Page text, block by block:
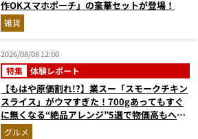
作OKスマホポーチ」の豪華セットが登場！
雑貨
2026/08/08 12:00
特集 体験レポート
【もはや原価割れ!?】業スー「スモークチキン
スライス」がウマすぎた！700gあってもすぐ
に無くなる“絶品アレンジ”5選で物価高もへっ
ちゃら
グルメ